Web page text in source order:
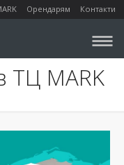
Орендарям Контакти
ТЦ MARK